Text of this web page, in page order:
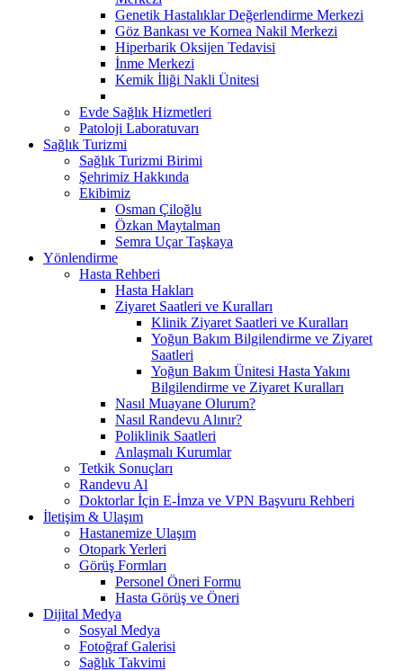
Genetik Hastalıklar Değerlendirme Merkezi
Göz Bankası ve Kornea Nakil Merkezi
Hiperbarik Oksijen Tedavisi
İnme Merkezi
Kemik İliği Nakli Ünitesi
Evde Sağlık Hizmetleri
Patoloji Laboratuvarı
Sağlık Turizmi
Sağlık Turizmi Birimi
Şehrimiz Hakkında
Ekibimiz
Osman Çiloğlu
Özkan Maytalman
Semra Uçar Taşkaya
Yönlendirme
Hasta Rehberi
Hasta Hakları
Ziyaret Saatleri ve Kuralları
Klinik Ziyaret Saatleri ve Kuralları
Yoğun Bakım Bilgilendirme ve Ziyaret
Saatleri
Yoğun Bakım Ünitesi Hasta Yakını
Bilgilendirme ve Ziyaret Kuralları
Nasıl Muayane Olurum?
Nasıl Randevu Alınır?
Poliklinik Saatleri
Anlaşmalı Kurumlar
Tetkik Sonuçları
Randevu Al
Doktorlar İçin E-İmza ve VPN Başvuru Rehberi
İletişim & Ulaşım
Hastanemize Ulaşım
Otopark Yerleri
Görüş Formları
Personel Öneri Formu
Hasta Görüş ve Öneri
Dijital Medya
Sosyal Medya
Fotoğraf Galerisi
Sağlık Takvimi